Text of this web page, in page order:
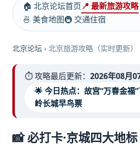
🏠 北京论坛首页📍 最新旅游攻略
🍜 美食地图🚇 交通住宿
北京论坛 › 北京旅游攻略（实时更新）
⏱️ 攻略最后更新： 2026年08月
🌟 今日热点：故宫“万春金福
岭长城早鸟票
📸 必打卡·京城四大地标